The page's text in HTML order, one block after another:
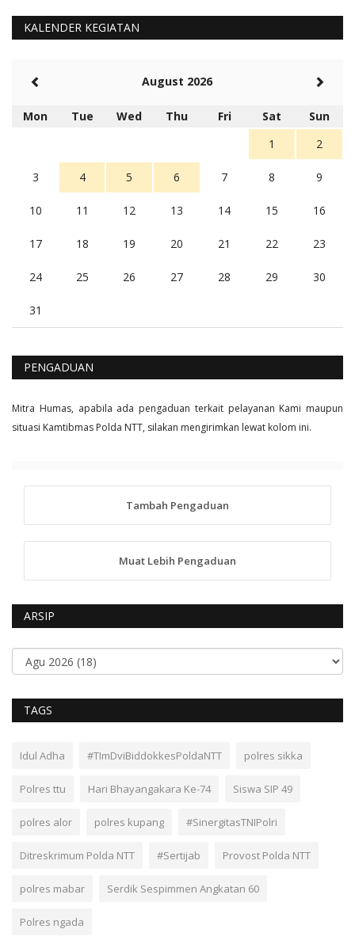
5 tahun Yang lalu
Rambu (rambu03@gmail.com)
Berita Polres Sumba Barat Mantap
5 tahun Yang lalu
Balas
16
KALENDER KEGIATAN
August 2026
Mon Tue Wed Thu Fri Sat
Sun
1
2
3 4 5 6 7 8 9
10 11 12 13 14 15 16
17 18 19 20 21 22 23
24 25 26 27 28 29 30
31
PENGADUAN
Mitra Humas, apabila ada pengaduan terkait pelayanan Kami maupun
situasi Kamtibmas Polda NTT, silakan mengirimkan lewat kolom ini.
Tambah Pengaduan
Muat Lebih Pengaduan
ARSIP
TAGS
Idul Adha #TImDviBiddokkesPoldaNTT polres sikka
Polres ttu Hari Bhayangakara Ke-74 Siswa SIP 49
polres alor polres kupang #SinergitasTNIPolri
Ditreskrimum Polda NTT #Sertijab Provost Polda NTT
polres mabar Serdik Sespimmen Angkatan 60
Polres ngada